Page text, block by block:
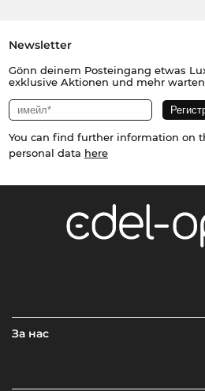
Newsletter
Gönn deinem Posteingang etwas
exklusive Aktionen und mehr
You can find further information on
personal data here
За нас